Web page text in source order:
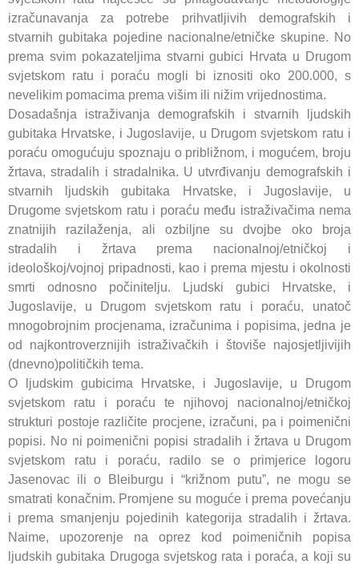
izračunavanja za potrebe prihvatljivih demografskih i
stvarnih gubitaka pojedine nacionalne/etničke skupine. No
prema svim pokazateljima stvarni gubici Hrvata u Drugom
svjetskom ratu i poraću mogli bi iznositi oko 200.000, s
nevelikim pomacima prema višim ili nižim vrijednostima.
Dosadašnja istraživanja demografskih i stvarnih ljudskih
gubitaka Hrvatske, i Jugoslavije, u Drugom svjetskom ratu i
poraću omogućuju spoznaju o približnom, i mogućem, broju
žrtava, stradalih i stradalnika. U utvrđivanju demografskih i
stvarnih ljudskih gubitaka Hrvatske, i Jugoslavije, u
Drugome svjetskom ratu i poraću među istraživačima nema
znatnijih razilaženja, ali ozbiljne su dvojbe oko broja
stradalih i žrtava prema nacionalnoj/etničkoj i
ideološkoj/vojnoj pripadnosti, kao i prema mjestu i okolnosti
smrti odnosno počinitelju. Ljudski gubici Hrvatske, i
Jugoslavije, u Drugom svjetskom ratu i poraću, unatoč
mnogobrojnim procjenama, izračunima i popisima, jedna je
od najkontroverznijih istraživačkih i štoviše najosjetljivijih
(dnevno)političkih tema.
O ljudskim gubicima Hrvatske, i Jugoslavije, u Drugom
svjetskom ratu i poraću te njihovoj nacionalnoj/etničkoj
strukturi postoje različite procjene, izračuni, pa i poimenični
popisi. No ni poimenični popisi stradalih i žrtava u Drugom
svjetskom ratu i poraću, radilo se o primjerice logoru
Jasenovac ili o Bleiburgu i “križnom putu”, ne mogu se
smatrati konačnim. Promjene su moguće i prema povećanju
i prema smanjenju pojedinih kategorija stradalih i žrtava.
Naime, upozorenje na oprez kod poimeničnih popisa
ljudskih gubitaka Drugoga svjetskog rata i poraća, a koji su